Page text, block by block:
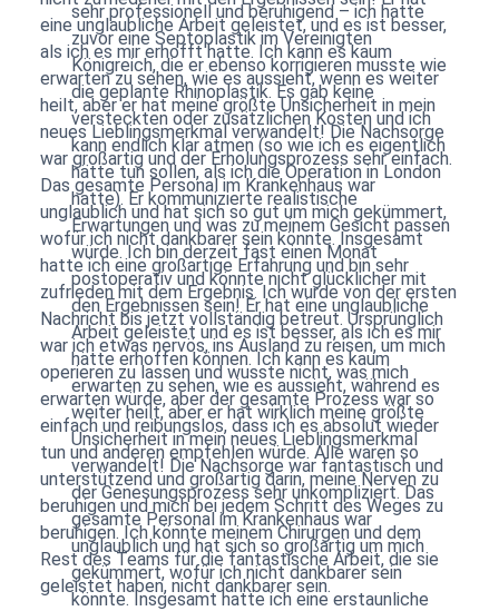
eine unglaubliche Arbeit geleistet, und es ist besser,
als ich es mir erhofft hatte. Ich kann es kaum
erwarten zu sehen, wie es aussieht, wenn es weiter
heilt, aber er hat meine größte Unsicherheit in mein
neues Lieblingsmerkmal verwandelt! Die Nachsorge
war großartig und der Erholungsprozess sehr einfach.
Das gesamte Personal im Krankenhaus war
unglaublich und hat sich so gut um mich gekümmert,
wofür ich nicht dankbarer sein könnte. Insgesamt
hatte ich eine großartige Erfahrung und bin sehr
zufrieden mit dem Ergebnis. Ich wurde von der ersten
Nachricht bis jetzt vollständig betreut. Ursprünglich
war ich etwas nervös, ins Ausland zu reisen, um mich
operieren zu lassen und wusste nicht, was mich
erwarten würde, aber der gesamte Prozess war so
einfach und reibungslos, dass ich es absolut wieder
tun und anderen empfehlen würde. Alle waren so
unterstützend und großartig darin, meine Nerven zu
beruhigen und mich bei jedem Schritt des Weges zu
beruhigen. Ich könnte meinem Chirurgen und dem
Rest des Teams für die fantastische Arbeit, die sie
geleistet haben, nicht dankbarer sein.
sehr professionell und beruhigend – ich hatte
zuvor eine Septoplastik im Vereinigten
Königreich, die er ebenso korrigieren musste wie
die geplante Rhinoplastik. Es gab keine
versteckten oder zusätzlichen Kosten und ich
kann endlich klar atmen (so wie ich es eigentlich
hätte tun sollen, als ich die Operation in London
hatte). Er kommunizierte realistische
Erwartungen und was zu meinem Gesicht passen
würde. Ich bin derzeit fast einen Monat
postoperativ und könnte nicht glücklicher mit
den Ergebnissen sein! Er hat eine unglaubliche
Arbeit geleistet und es ist besser, als ich es mir
hätte erhoffen können. Ich kann es kaum
erwarten zu sehen, wie es aussieht, während es
weiter heilt, aber er hat wirklich meine größte
Unsicherheit in mein neues Lieblingsmerkmal
verwandelt! Die Nachsorge war fantastisch und
der Genesungsprozess sehr unkompliziert. Das
gesamte Personal im Krankenhaus war
unglaublich und hat sich so großartig um mich
gekümmert, wofür ich nicht dankbarer sein
könnte. Insgesamt hatte ich eine erstaunliche